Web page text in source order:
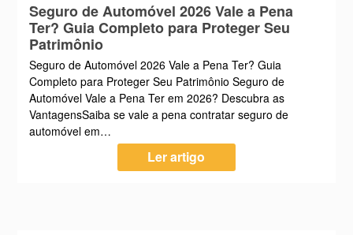
Seguro de Automóvel 2026 Vale a Pena
Ter? Guia Completo para Proteger Seu
Patrimônio
Seguro de Automóvel 2026 Vale a Pena Ter? Guia
Completo para Proteger Seu Patrimônio Seguro de
Automóvel Vale a Pena Ter em 2026? Descubra as
VantagensSaiba se vale a pena contratar seguro de
automóvel em…
Ler artigo